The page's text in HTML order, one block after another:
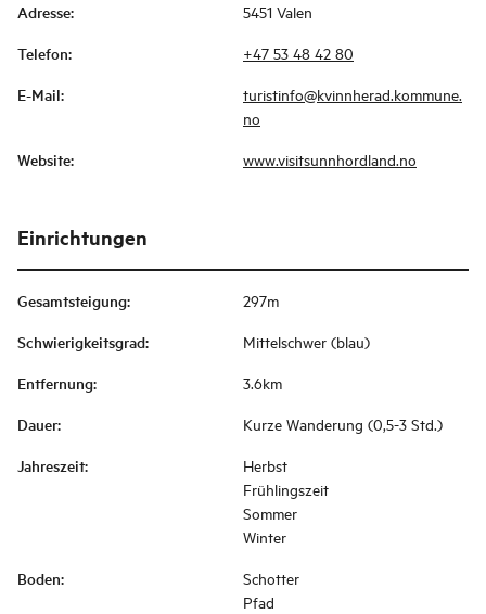
Adresse: 5451 Valen
Telefon: +47 53 48 42 80
E-Mail:
turistinfo@kvinnherad.kommune.
no
Website: www.visitsunnhordland.no
Einrichtungen
Gesamtsteigung: 297m
Schwierigkeitsgrad: Mittelschwer (blau)
Entfernung: 3.6km
Dauer: Kurze Wanderung (0,5-3 Std.)
Jahreszeit:
Herbst
Frühlingszeit
Sommer
Winter
Boden:
Schotter
Pfad